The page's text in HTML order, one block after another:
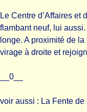
Le Centre d’Affaires et
flambant neuf, lui
longe. A proximité de
virage à droite et
__0__
voir aussi : La Fente